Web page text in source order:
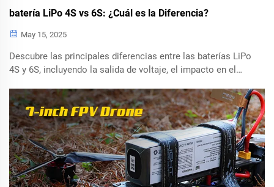
batería LiPo 4S vs 6S: ¿Cuál es la Diferencia?
May 15, 2025
Descubre las principales diferencias entre las baterías LiPo
4S y 6S, incluyendo la salida de voltaje, el impacto en el
tomar decisiones en aplicaciones que van desde carreras
hasta operaciones con cámaras.